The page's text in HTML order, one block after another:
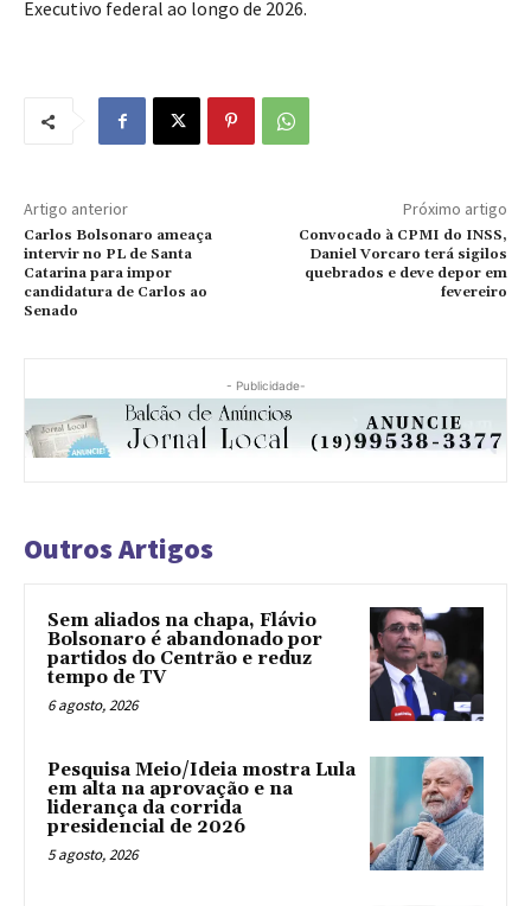
Executivo federal ao longo de 2026.
Artigo anterior
Carlos Bolsonaro ameaça
intervir no PL de Santa
Catarina para impor
candidatura de Carlos ao
Senado
Próximo artigo
Convocado à CPMI do INSS,
Daniel Vorcaro terá sigilos
quebrados e deve depor em
fevereiro
- Publicidade-
Outros Artigos
Sem aliados na chapa, Flávio
Bolsonaro é abandonado por
partidos do Centrão e reduz
tempo de TV
6 agosto, 2026
Pesquisa Meio/Ideia mostra Lula
em alta na aprovação e na
liderança da corrida
presidencial de 2026
5 agosto, 2026